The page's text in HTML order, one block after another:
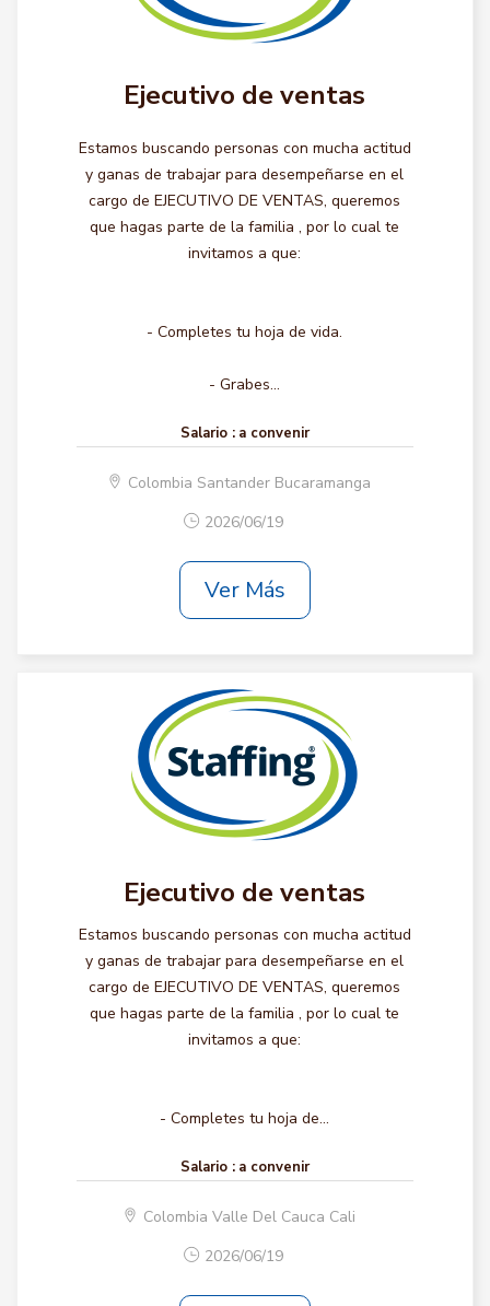
Ejecutivo de ventas
Estamos buscando personas con mucha actitud
y ganas de trabajar para desempeñarse en el
cargo de EJECUTIVO DE VENTAS, queremos
que hagas parte de la familia , por lo cual te
invitamos a que:
- Completes tu hoja de vida.
- Grabes...
Salario : a convenir
Colombia Santander Bucaramanga
2026/06/19
Ver Más
Ejecutivo de ventas
Estamos buscando personas con mucha actitud
y ganas de trabajar para desempeñarse en el
cargo de EJECUTIVO DE VENTAS, queremos
que hagas parte de la familia , por lo cual te
invitamos a que:
- Completes tu hoja de...
Salario : a convenir
Colombia Valle Del Cauca Cali
2026/06/19